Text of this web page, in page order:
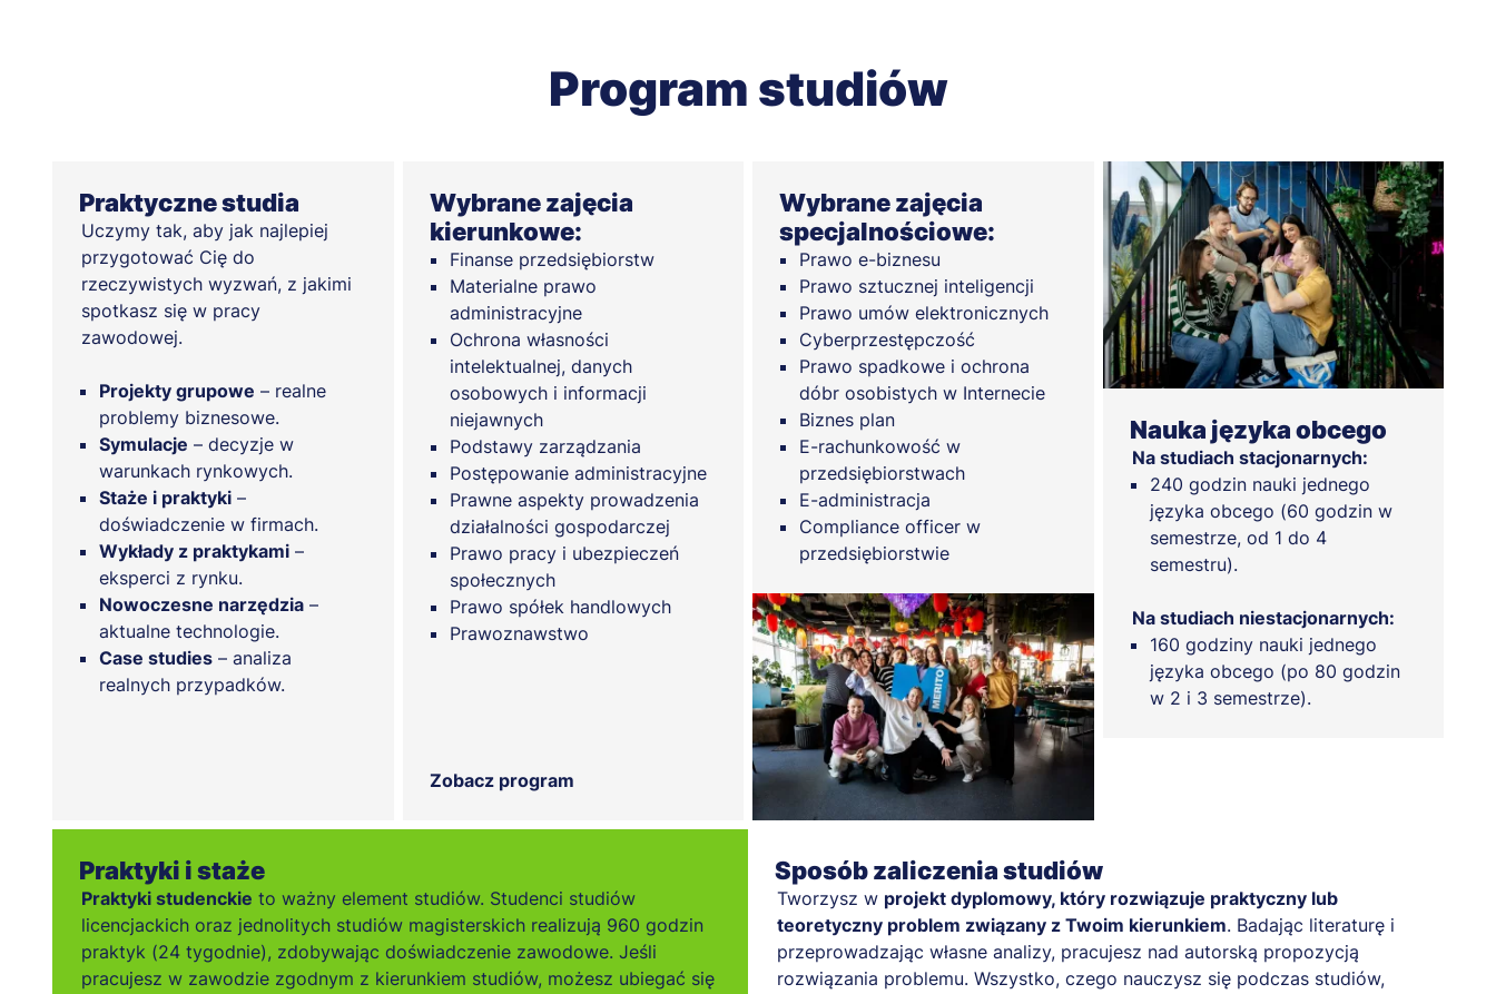
Program studiów
Praktyczne studia
Uczymy tak, aby jak najlepiej
przygotować Cię do
rzeczywistych wyzwań, z jakimi
spotkasz się w pracy
zawodowej.
Projekty grupowe – realne
problemy biznesowe.
Symulacje – decyzje w
warunkach rynkowych.
Staże i praktyki –
doświadczenie w firmach.
Wykłady z praktykami –
eksperci z rynku.
Nowoczesne narzędzia –
aktualne technologie.
Case studies – analiza
realnych przypadków.
Wybrane zajęcia
kierunkowe:
Finanse przedsiębiorstw
Materialne prawo
administracyjne
Ochrona własności
intelektualnej, danych
osobowych i informacji
niejawnych
Podstawy zarządzania
Postępowanie administracyjne
Prawne aspekty prowadzenia
działalności gospodarczej
Prawo pracy i ubezpieczeń
społecznych
Prawo spółek handlowych
Prawoznawstwo
Zobacz program
Wybrane zajęcia
specjalnościowe:
Prawo e-biznesu
Prawo sztucznej inteligencji
Prawo umów elektronicznych
Cyberprzestępczość
Prawo spadkowe i ochrona
dóbr osobistych w Internecie
Biznes plan
E-rachunkowość w
przedsiębiorstwach
E-administracja
Compliance officer w
przedsiębiorstwie
Nauka języka obcego
Na studiach stacjonarnych:
240 godzin nauki jednego
języka obcego (60 godzin w
semestrze, od 1 do 4
semestru).
Na studiach niestacjonarnych:
160 godziny nauki jednego
języka obcego (po 80 godzin
w 2 i 3 semestrze).
Praktyki i staże
Praktyki studenckie to ważny element studiów. Studenci studiów
licencjackich oraz jednolitych studiów magisterskich realizują 960 godzin
praktyk (24 tygodnie), zdobywając doświadczenie zawodowe. Jeśli
pracujesz w zawodzie zgodnym z kierunkiem studiów, możesz ubiegać się
Sposób zaliczenia studiów
Tworzysz w projekt dyplomowy, który rozwiązuje praktyczny lub
teoretyczny problem związany z Twoim kierunkiem. Badając literaturę i
przeprowadzając własne analizy, pracujesz nad autorską propozycją
rozwiązania problemu. Wszystko, czego nauczysz się podczas studiów,